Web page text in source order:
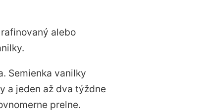
alebo
Semienka vanilky
a jeden až dva týždne
prelne.